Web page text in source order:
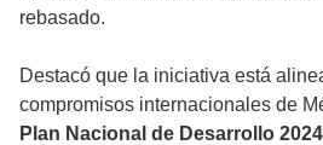
rebasado.
Destacó que la iniciativa está
compromisos internacionales de
Plan Nacional de Desarrollo